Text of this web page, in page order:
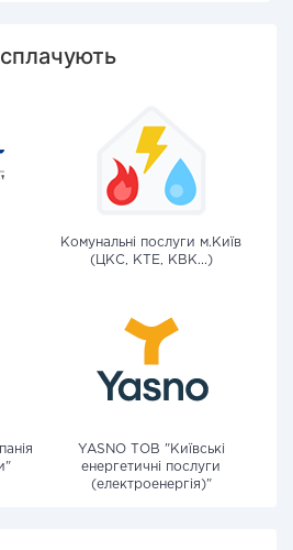
Комунальні послуги м.Київ
(ЦКС, КТЕ, КВК...)
YASNO ТОВ "Київські
енергетичні послуги
(електроенергія)"